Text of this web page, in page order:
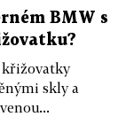
BMW s
křižovatky
skly a